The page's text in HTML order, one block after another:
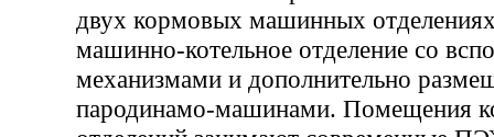
двух кормовых машинных
машинно-котельное отделение со
механизмами и дополнительно
пародинамо-машинами. Помещения